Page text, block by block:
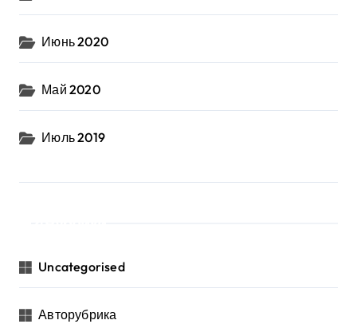
Июнь 2020
Май 2020
Июль 2019
Uncategorised
Авторубрика